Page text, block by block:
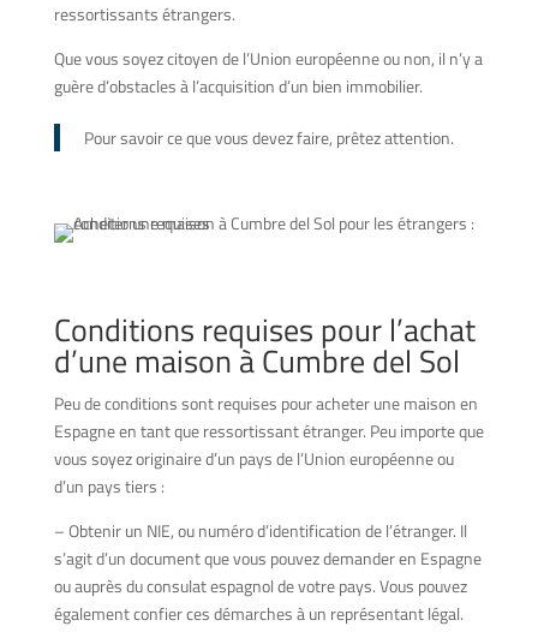
ressortissants étrangers.
Que vous soyez citoyen de l’Union européenne ou non, il n’y a
guère d’obstacles à l’acquisition d’un bien immobilier.
Pour savoir ce que vous devez faire, prêtez attention.
Conditions requises pour l’achat
d’une maison à Cumbre del Sol
Peu de conditions sont requises pour acheter une maison en
Espagne en tant que ressortissant étranger. Peu importe que
vous soyez originaire d’un pays de l’Union européenne ou
d’un pays tiers :
– Obtenir un NIE, ou numéro d’identification de l’étranger. Il
s’agit d’un document que vous pouvez demander en Espagne
ou auprès du consulat espagnol de votre pays. Vous pouvez
également confier ces démarches à un représentant légal.